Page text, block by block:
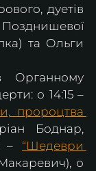
дуетів
Позднишевої
та Ольги
пророцтва
Боднар,
– “Шедеври
о